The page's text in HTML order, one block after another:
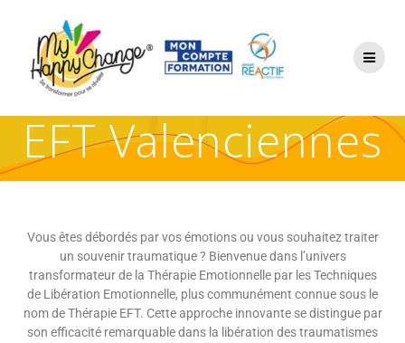
EFT Valenciennes
Vous êtes débordés par vos émotions ou vous souhaitez traiter
un souvenir traumatique ? Bienvenue dans l’univers
transformateur de la Thérapie Emotionnelle par les Techniques
de Libération Emotionnelle, plus communément connue sous le
nom de Thérapie EFT. Cette approche innovante se distingue par
son efficacité remarquable dans la libération des traumatismes